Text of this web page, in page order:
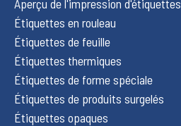
Aperçu de l'impression d'étiquettes
Étiquettes en rouleau
Étiquettes de feuille
Étiquettes thermiques
Étiquettes de forme spéciale
Étiquettes de produits surgelés
Étiquettes opaques